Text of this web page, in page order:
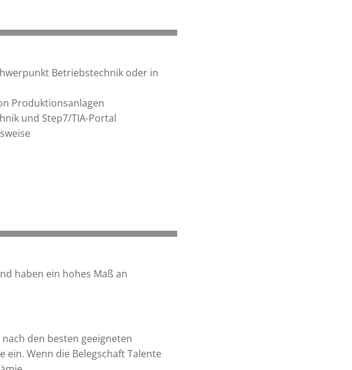
Betriebstechnik oder in
Produktionsanlagen
und Step7/TIA-Portal
haben ein hohes Maß an
den besten geeigneten
ein. Wenn die Belegschaft Talente